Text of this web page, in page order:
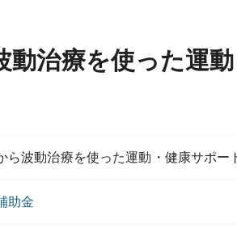
動治療を使った運
ら波動治療を使った運動・健康サポー
助金